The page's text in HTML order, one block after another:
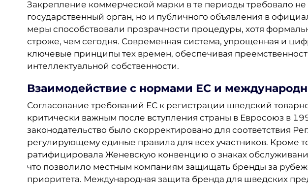
Закрепление коммерческой марки в те периоды требовало не
государственный орган, но и публичного объявления в
меры способствовали прозрачности процедуры, хотя
строже, чем сегодня. Современная система, упрощенная и
ключевые принципы тех времен, обеспечивая
интеллектуальной собственности.
Взаимодействие с нормами ЕС и
Согласование требований ЕС к регистрации шведский
критически важным после вступления страны в Евросоюз в
законодательство было скорректировано для соответствия
регулирующему единые правила для всех участников. Кроме
ратифицировала Женевскую конвенцию о знаках
что позволило местным компаниям защищать бренды за
приоритета. Международная защита бренда для шведских